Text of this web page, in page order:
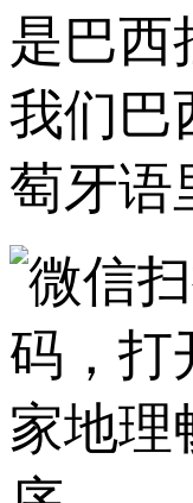
是巴西
我们巴
萄牙语